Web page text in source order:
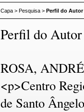
Capa> Pesquisa> Perfil do Autor
Perfil do Autor
ROSA,
<p>Centro
de Santo